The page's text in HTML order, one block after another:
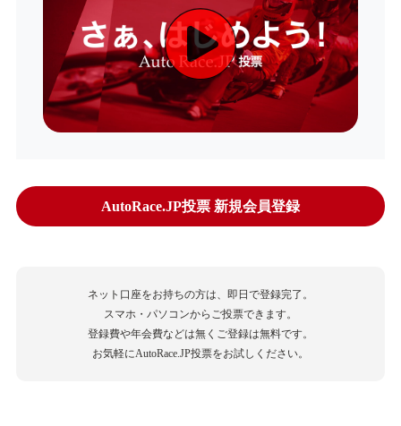
AutoRace.JP投票 新規会員登録
ネット口座をお持ちの方は、即日で登録完了。
スマホ・パソコンからご投票できます。
登録費や年会費などは無くご登録は無料です。
お気軽にAutoRace.JP投票をお試しください。